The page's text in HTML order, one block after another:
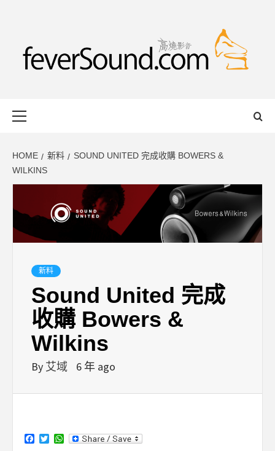
HOME 新料
SOUND UNITED 完成收購 BOWERS &
WILKINS
新料
Sound United 完成
收購 Bowers &
Wilkins
By 艾域 6 年 ago
Facebook
TwitterWhatsApp